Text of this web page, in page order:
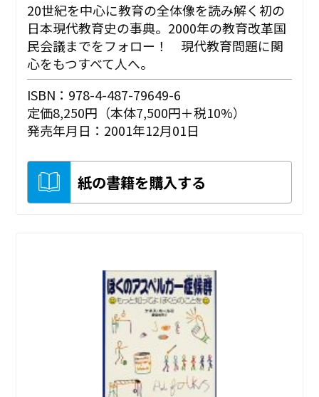
20世紀を中心に教育の全体像を読み解く初の
日本現代教育史の事典。2000年の教育改革国
民会議までをフォロー！ 現代教育問題に関
心をもつすべて人へ。
ISBN：978-4-487-79649-6
定価8,250円（本体7,500円＋税10%）
発売年月日：2001年12月01日
紙の書籍を購入する